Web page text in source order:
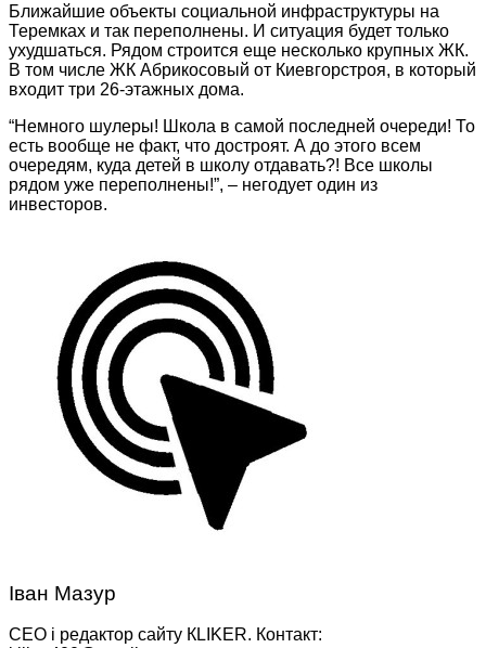
Ближайшие объекты социальной инфраструктуры на
Теремках и так переполнены. И ситуация будет только
ухудшаться. Рядом строится еще несколько крупных ЖК.
В том числе ЖК Абрикосовый от Киевгорстроя, в который
входит три 26-этажных дома.
“Немного шулеры! Школа в самой последней очереди! То
есть вообще не факт, что достроят. А до этого всем
очередям, куда детей в школу отдавать?! Все школы
рядом уже переполнены!”, – негодует один из
инвесторов.
Іван Мазур
CEO і редактор сайту КLIKER. Контакт: